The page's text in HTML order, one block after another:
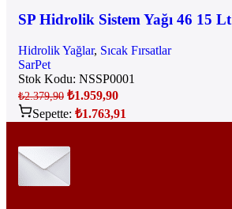
SP Hidrolik Sistem Yağı 46 15 Lt
Hidrolik Yağlar, Sıcak Fırsatlar
SarPet
Stok Kodu: NSSP0001
₺2.379,90 ₺1.959,90
Sepette: ₺1.763,91